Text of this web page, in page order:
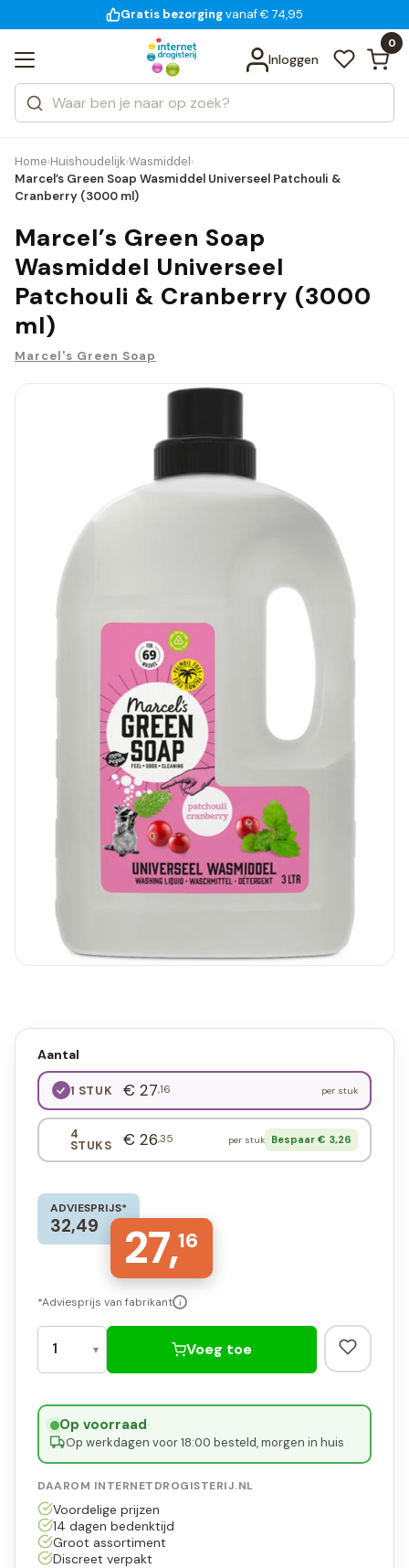
voor 18:00 uur besteld
Gratis bezorging
14 dagen bedenktijd
Inloggen
0
Zoeken
Categorieën
Merken
Bekijk alle resultaten
Home›Huishoudelijk›Wasmiddel›
Marcel’s Green Soap Wasmiddel Universeel Patchouli &
Cranberry (3000 ml)
Marcel’s Green Soap
Wasmiddel Universeel
Patchouli & Cranberry (3000
ml)
Marcel's Green Soap
Aantal
1 STUK € 27,16 per stuk
4
STUKS € 26,35 per stuk Bespaar € 3,26
ADVIESPRIJS*
32,49 27,16
*Adviesprijs van fabrikant i
Voeg toe
Op voorraad·
Op werkdagen voor 18:00 besteld, morgen in huis
DAAROM INTERNETDROGISTERIJ.NL
Voordelige prijzen
14 dagen bedenktijd
Groot assortiment
Discreet verpakt